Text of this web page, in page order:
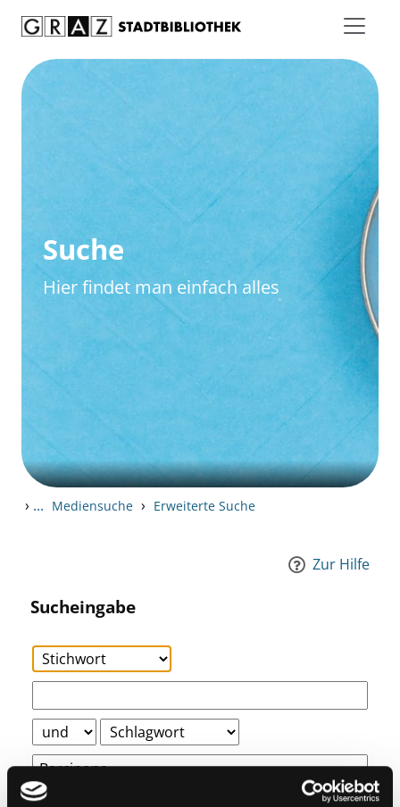
Suche
Hier findet man einfach alles
› ... Mediensuche › Erweiterte Suche
Zur Hilfe
Sucheingabe